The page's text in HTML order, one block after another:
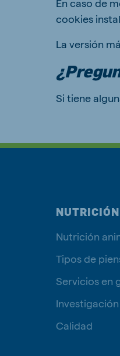
En caso de
cookies
La versión
Si tiene
Nutrición
Tipos de
Servicios en
Calidad